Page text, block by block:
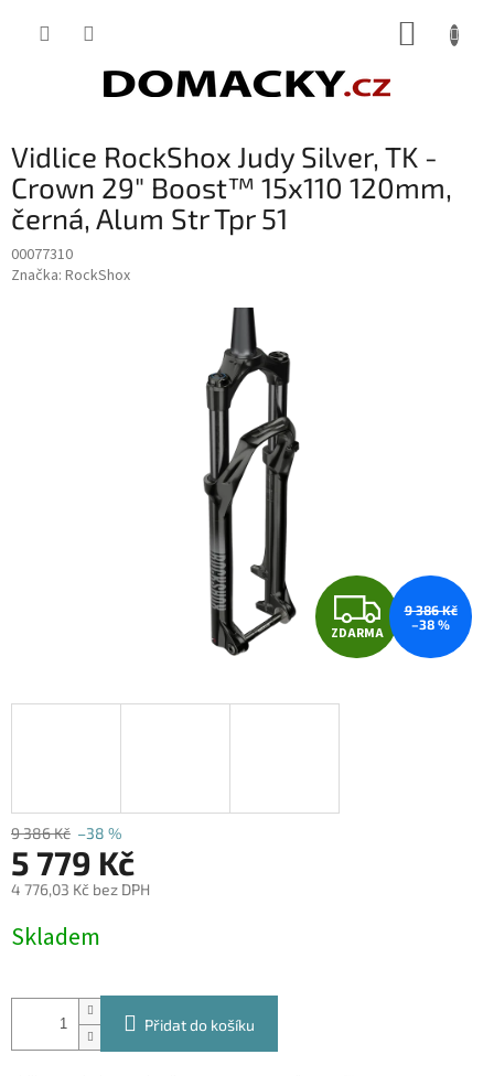
Vidlice RockShox Judy Silver, TK -
Crown 29" Boost™ 15x110 120mm,
černá, Alum Str Tpr 51
00077310
Značka: RockShox
Z
D
ZDARMA
9 386 Kč
–38 %
9 386 Kč –38 %
5 779 Kč
4 776,03 Kč bez DPH
cena:
Skladem
Přidat do košíku